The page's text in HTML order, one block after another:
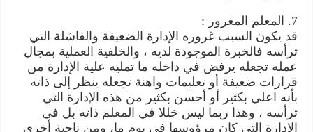
7. المعلم المغرور :
قد يكون السبب غروره الإدارة الضعيفة والفاشلة التي
ترأسه فالخبرة الموجودة لديه ، والخلفية العملية بمجال
عمله تجعله يرفض في داخله ما تمليه علية الإدارة من
قرارات ضعيفة أو تعليمات واهنة تجعله ينظر إلى ذاته
بأنه اعلي بكثير أو أحسن بكثير من هذه الإدارة التي
ترأسه ، وهذا ربما ليس خللا في المعلم ذاته بل في
الإدارة التي كان مرؤوسها في يوم ما، ومن ناحية أخرى